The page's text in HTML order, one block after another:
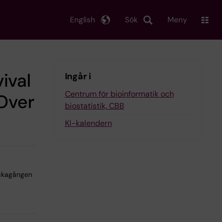
Sök
English Meny
Ingår i
Centrum för bioinformatik och
biostatistik, CBB
KI-kalendern